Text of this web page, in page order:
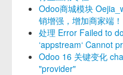
Odoo商城模块
销增强，增加商家端！
处理 Error Failed to
‘appstream‘ Cannot
Odoo 16 关键变化
"provider"